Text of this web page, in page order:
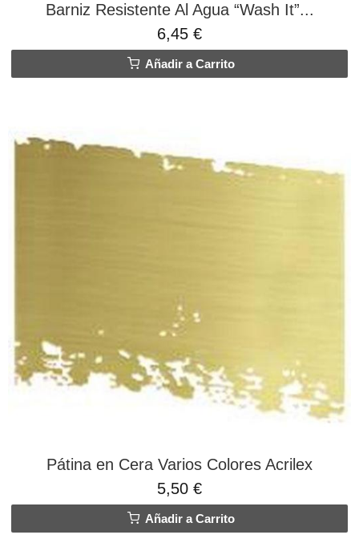
Barniz Resistente Al Agua “Wash It”...
6,45 €
Añadir a Carrito
Pátina en Cera Varios Colores Acrilex
5,50 €
Añadir a Carrito